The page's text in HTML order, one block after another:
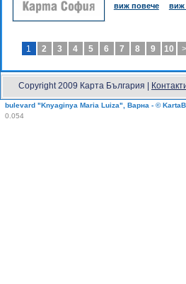
виж повече виж
1 2 3 4 5 6 7 8 9 10 >
Copyright 2009 Карта България |
bulevard "Knyaginya Maria Luiza", Варна - ©
0.054